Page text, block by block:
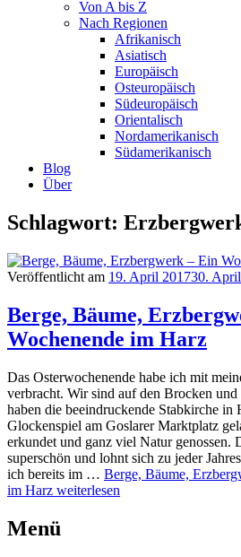
Von A bis Z
Nach Regionen
Afrikanisch
Asiatisch
Europäisch
Osteuropäisch
Südeuropäisch
Orientalisch
Nordamerikanisch
Südamerikanisch
Blog
Über
Schlagwort:
Veröffentlicht am 19. April 201730.
Berge, Bäume,
Wochenende im Harz
Das Osterwochenende habe ich mit
verbracht. Wir sind auf den Brocken
haben die beeindruckende Stabkirche in
Glockenspiel am Goslarer Marktplatz
erkundet und ganz viel Natur genossen.
superschön und lohnt sich zu jeder
ich bereits im … Berge, Bäume,
im Harz weiterlesen
Menü